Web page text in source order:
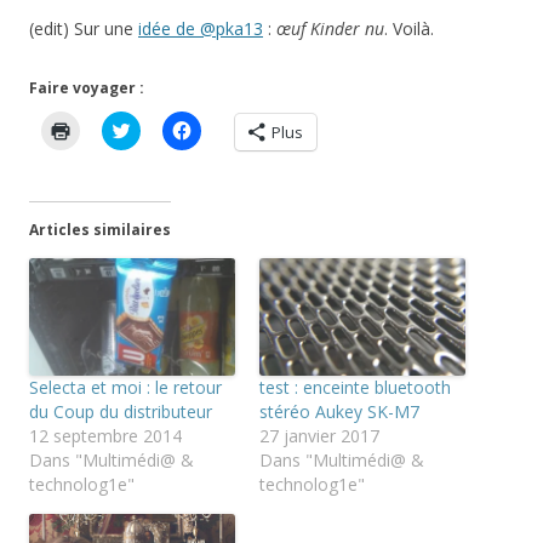
(edit) Sur une idée de @pka13 : œuf Kinder nu. Voilà.
Faire voyager :
e
r
p
o
u
m
e
r
o
u
r
d
a
C
l
e
z
p
o
u
r
p
a
r
t
a
g
e
r
u
r
T
w
t
t
C
l
o
u
r
a
r
t
a
g
e
r
e
b
Plus
Articles similaires
Selecta et moi : le retour
du Coup du distributeur
12 septembre 2014
Dans "Multimédi@ &
technolog1e"
test : enceinte bluetooth
stéréo Aukey SK-M7
27 janvier 2017
Dans "Multimédi@ &
technolog1e"